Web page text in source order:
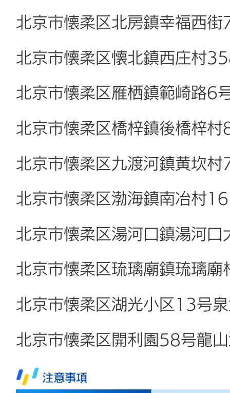
北京市懐柔区北房鎮幸福西
北京市懐柔区懐北鎮西庄村
北京市懐柔区雁栖鎮範崎路6
北京市懐柔区橋梓鎮後橋梓
北京市懐柔区九渡河鎮黄坎
北京市懐柔区渤海鎮南冶村
北京市懐柔区湯河口鎮湯河
北京市懐柔区琉璃廟鎮琉璃
北京市懐柔区湖光小区13号
北京市懐柔区開利園58号龍